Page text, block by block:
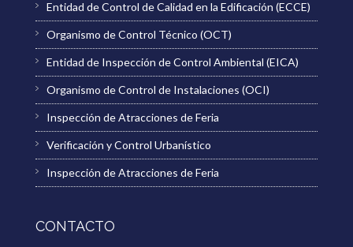
Entidad de Control de Calidad en la Edificación (ECCE)
Organismo de Control Técnico (OCT)
Entidad de Inspección de Control Ambiental (EICA)
Organismo de Control de Instalaciones (OCI)
Inspección de Atracciones de Feria
Verificación y Control Urbanístico
Inspección de Atracciones de Feria
CONTACTO